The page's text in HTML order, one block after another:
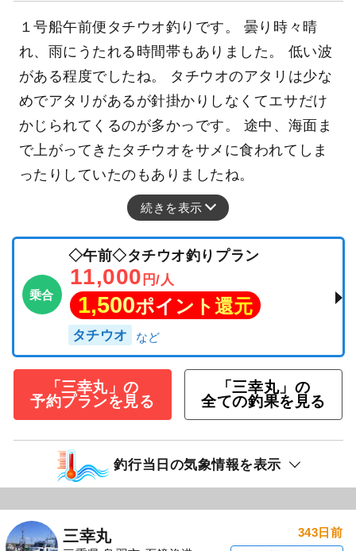
釣行日：2025年9月13日（土）小潮
タチウオ 2～7匹
サゴシ
１号船午前便タチウオ釣りです。 曇り時々晴
れ、雨にうたれる時間帯もありました。 低い波
がある程度でしたね。 タチウオのアタリは少な
めでアタリがあるが針掛かりしなくてエサだけ
かじられてくるのが多かっです。 途中、海面ま
で上がってきたタチウオをサメに食われてしま
ったりしていたのもありましたね。
続きを表示
◇午前◇タチウオ釣りプラン
11,000円/人
1,500ポイント還元
タチウオ
「三幸丸」の
予約プランを見る
「三幸丸」の
全ての釣果を見る